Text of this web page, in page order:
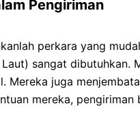
Pengiriman
perkara yang
sangat dibutuhkan.
Mereka juga
mereka,